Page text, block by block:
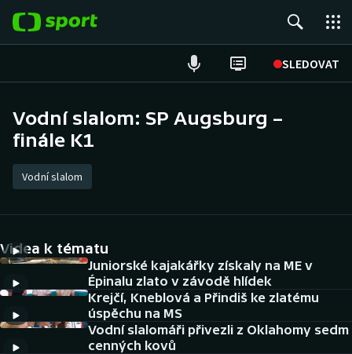
SLEDOVAT
Hokej
Tenis
Atletika
Cyklistika
DALŠÍ SPORTY
Americký fotbal
NEPŘEHLÉDNĚTE
Vodní slalom: SP Augsburg –
finále K1
Vodní slalom
Videa k tématu
Juniorské kajakářky získaly na ME v
Épinalu zlato v závodě hlídek
Krejčí, Kneblová a Přindiš ke zlatému
úspěchu na MS
Vodní slalomáři přivezli z Oklahomy sedm
cenných kovů